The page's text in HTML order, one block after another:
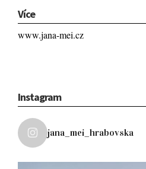
Více
www.jana-mei.cz
Instagram
jana_mei_hrabovska